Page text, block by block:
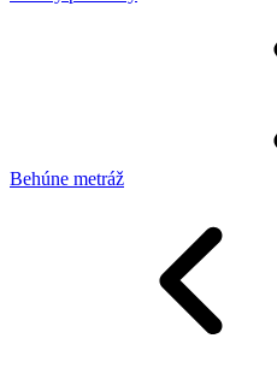
Behúne metráž